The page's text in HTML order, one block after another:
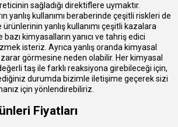
sağladığı direktiflere uymaktır.
yanlış kullanımı beraberinde çeşitli riskleri de
yanlış kullanımı çeşitli kazalara
kimyasalların yanıcı ve tahriş edici
isteriz. Ayrıca yanlış oranda kimyasal
zarar görmesine neden olabilir. Her kimyasal
taş ile farklı reaksiyona girebileceği için,
durumda bizimle iletişime geçerek sizi
için yönlendirebiliriz.
Fiyatları